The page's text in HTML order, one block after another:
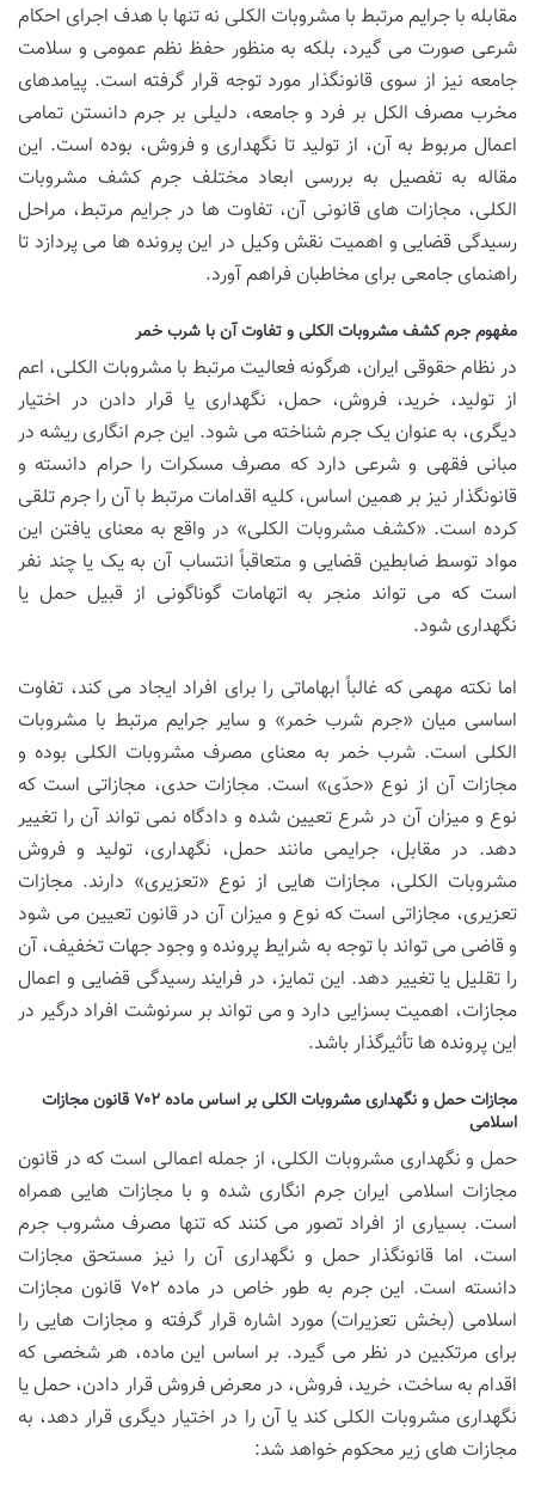
مقابله با جرایم مرتبط با مشروبات الکلی نه تنها با هدف اجرای احکام
شرعی صورت می گیرد، بلکه به منظور حفظ نظم عمومی و سلامت
جامعه نیز از سوی قانونگذار مورد توجه قرار گرفته است. پیامدهای
مخرب مصرف الکل بر فرد و جامعه، دلیلی بر جرم دانستن تمامی
اعمال مربوط به آن، از تولید تا نگهداری و فروش، بوده است. این
مقاله به تفصیل به بررسی ابعاد مختلف جرم کشف مشروبات
الکلی، مجازات های قانونی آن، تفاوت ها در جرایم مرتبط، مراحل
رسیدگی قضایی و اهمیت نقش وکیل در این پرونده ها می پردازد تا
راهنمای جامعی برای مخاطبان فراهم آورد.
مفهوم جرم کشف مشروبات الکلی و تفاوت آن با شرب خمر
در نظام حقوقی ایران، هرگونه فعالیت مرتبط با مشروبات الکلی، اعم
از تولید، خرید، فروش، حمل، نگهداری یا قرار دادن در اختیار
دیگری، به عنوان یک جرم شناخته می شود. این جرم انگاری ریشه در
مبانی فقهی و شرعی دارد که مصرف مسکرات را حرام دانسته و
قانونگذار نیز بر همین اساس، کلیه اقدامات مرتبط با آن را جرم تلقی
کرده است. «کشف مشروبات الکلی» در واقع به معنای یافتن این
مواد توسط ضابطین قضایی و متعاقباً انتساب آن به یک یا چند نفر
است که می تواند منجر به اتهامات گوناگونی از قبیل حمل یا
نگهداری شود.
اما نکته مهمی که غالباً ابهاماتی را برای افراد ایجاد می کند، تفاوت
اساسی میان «جرم شرب خمر» و سایر جرایم مرتبط با مشروبات
الکلی است. شرب خمر به معنای مصرف مشروبات الکلی بوده و
مجازات آن از نوع «حدّی» است. مجازات حدی، مجازاتی است که
نوع و میزان آن در شرع تعیین شده و دادگاه نمی تواند آن را تغییر
دهد. در مقابل، جرایمی مانند حمل، نگهداری، تولید و فروش
مشروبات الکلی، مجازات هایی از نوع «تعزیری» دارند. مجازات
تعزیری، مجازاتی است که نوع و میزان آن در قانون تعیین می شود
و قاضی می تواند با توجه به شرایط پرونده و وجود جهات تخفیف، آن
را تقلیل یا تغییر دهد. این تمایز، در فرایند رسیدگی قضایی و اعمال
مجازات، اهمیت بسزایی دارد و می تواند بر سرنوشت افراد درگیر در
این پرونده ها تأثیرگذار باشد.
مجازات حمل و نگهداری مشروبات الکلی بر اساس ماده ۷۰۲ قانون مجازات
اسلامی
حمل و نگهداری مشروبات الکلی، از جمله اعمالی است که در قانون
مجازات اسلامی ایران جرم انگاری شده و با مجازات هایی همراه
است. بسیاری از افراد تصور می کنند که تنها مصرف مشروب جرم
است، اما قانونگذار حمل و نگهداری آن را نیز مستحق مجازات
دانسته است. این جرم به طور خاص در ماده ۷۰۲ قانون مجازات
اسلامی (بخش تعزیرات) مورد اشاره قرار گرفته و مجازات هایی را
برای مرتکبین در نظر می گیرد. بر اساس این ماده، هر شخصی که
اقدام به ساخت، خرید، فروش، در معرض فروش قرار دادن، حمل یا
نگهداری مشروبات الکلی کند یا آن را در اختیار دیگری قرار دهد، به
مجازات های زیر محکوم خواهد شد: